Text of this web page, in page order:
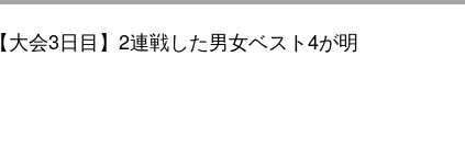
【大会3日目】2連戦した男女ベスト4が明